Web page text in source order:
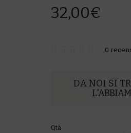
32,00€
0
DA NOI SI
Qtà